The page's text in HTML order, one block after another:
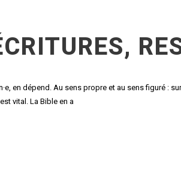
en dépend. Au sens propre et au sens figuré :
vital. La Bible en a